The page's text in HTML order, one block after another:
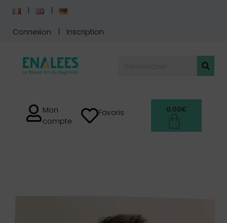
Connexion Inscription
Mon
compte
Favoris 0,00€